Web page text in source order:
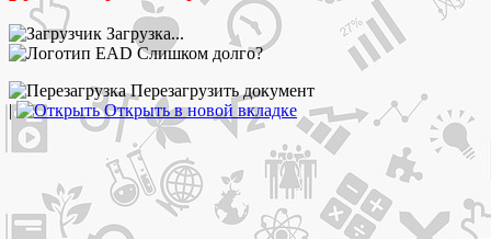
Загрузка...
Слишком долго?
Перезагрузить документ
|
Открыть в новой вкладке